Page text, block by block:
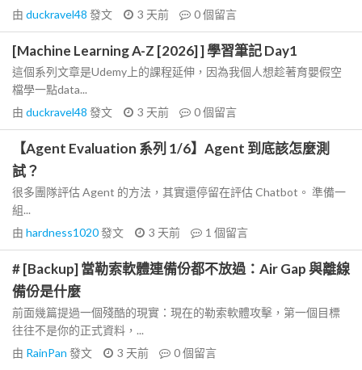
由 duckravel48 發文 3 天前 0個留言
[Machine Learning A-Z [2026] ] 學習筆記 Day1
這個系列文章是Udemy上的課程延伸，因為我個人想趁著育嬰假空
檔學一點data...
由 duckravel48 發文 3 天前 0個留言
【Agent Evaluation 系列 1/6】Agent 到底該怎麼測
試？
很多團隊評估 Agent 的方法，其實還停留在評估 Chatbot。 準備一
組...
由 hardness1020發文 3 天前 1 個留言
# [Backup] 當勒索軟體連備份都不放過：Air Gap 與離線
備份是什麼
前面幾篇提過一個殘酷的現實：現在的勒索軟體攻擊，第一個目標
往往不是你的正式資料，...
由 RainPan 發文 3 天前 0個留言